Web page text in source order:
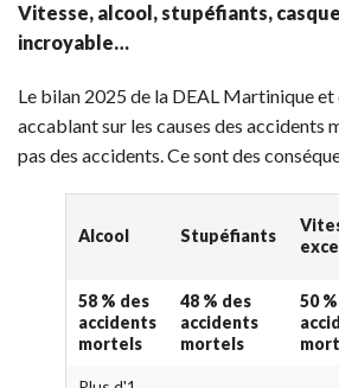
Vitesse, alcool, stupéfiants,
incroyable…
Le bilan 2025 de la DEAL Martinique
accablant sur les causes des accidents
pas des accidents. Ce sont des
Alcool Stupéfiants
58 % des
accidents
mortels
48 % des
accidents
mortels
50